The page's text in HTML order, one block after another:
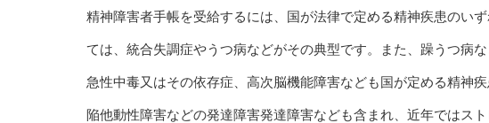
精神障害者手帳を受給するには、国が法律で定める精神疾患のい
ては、統合失調症やうつ病などがその典型です。また、躁うつ病
急性中毒又はその依存症、高次脳機能障害なども国が定める精神
陥他動性障害などの発達障害発達障害なども含まれ、近年ではス